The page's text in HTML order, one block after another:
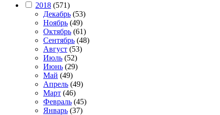
2018 (571)
Декабрь (53)
Ноябрь (49)
Октябрь (61)
Сентябрь (48)
Август (53)
Июль (52)
Июнь (29)
Май (49)
Апрель (49)
Март (46)
Февраль (45)
Январь (37)